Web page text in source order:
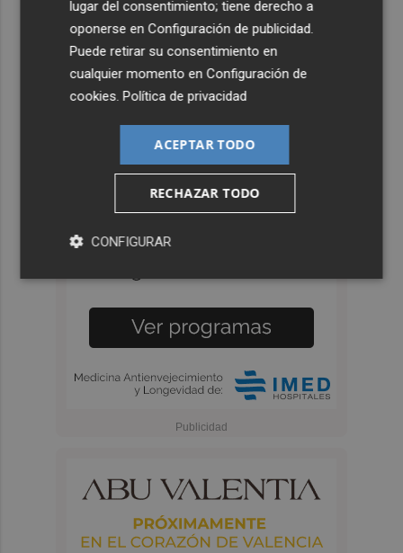
lugar del consentimiento; tiene derecho a
oponerse enConfiguración de publicidad
Puede retirar su consentimiento en
cualquier momento enConfiguración de
cookies .Política de privacidad
ACEPTAR TODO
RECHAZAR TODO
CONFIGURAR